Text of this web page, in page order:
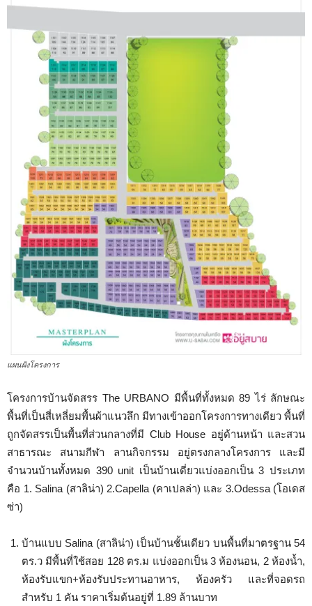
แผนผังโครงการ
โครงการบ้านจัดสรร The URBANO มีพื้นที่ทั้งหมด 89 ไร่ ลักษณะ
พื้นที่เป็นสี่เหลี่ยมพื้นผ้าแนวลึก มีทางเข้าออกโครงการทางเดียว พื้นที่
ถูกจัดสรรเป็นพื้นที่ส่วนกลางที่มี Club House อยู่ด้านหน้า และสวน
สาธารณะ สนามกีฬา ลานกิจกรรม อยู่ตรงกลางโครงการ และมี
จำนวนบ้านทั้งหมด 390 unit เป็นบ้านเดี่ยวแบ่งออกเป็น 3 ประเภท
คือ 1. Salina (สาลิน่า) 2.Capella (คาเปลล่า) และ 3.Odessa (โอเดส
ซ่า)
บ้านแบบ Salina (สาลิน่า) เป็นบ้านชั้นเดียว บนพื้นที่มาตรฐาน 54
ตร.ว มีพื้นที่ใช้สอย 128 ตร.ม แบ่งออกเป็น 3 ห้องนอน, 2 ห้องน้ำ,
ห้องรับแขก+ห้องรับประทานอาหาร, ห้องครัว และที่จอดรถ
สำหรับ 1 คัน ราคาเริ่มต้นอยู่ที่ 1.89 ล้านบาท